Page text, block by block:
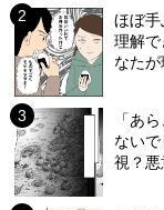
ほぼ
理解
なたが
「あ
ない
視？